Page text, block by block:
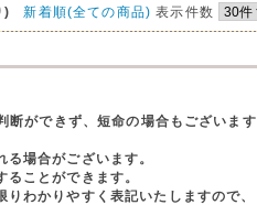
) 新着順(全ての商品) 表示件数
断ができず、短命の場合もございます
場合がございます。
ることができます。
わかりやすく表記いたしますので、